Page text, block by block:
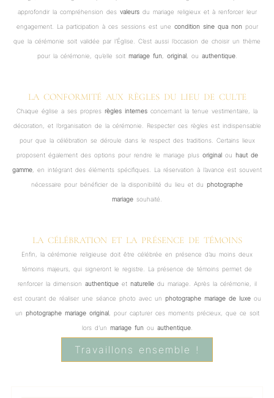
approfondir la compréhension des valeursdu mariage religieux et à renforcer leur
engagement. La participation à ces sessions est une condition sine qua nonpour
que la cérémonie soit validée par l’Église. C’est aussi l’occasion de choisir un thème
pour la cérémonie, qu’elle soit mariage fun, original, ou authentique.
LA CONFORMITÉ AUX RÈGLES DU LIEU DE CULTE
Chaque église a ses propres règles internes concernant la tenue vestimentaire, la
décoration, et l’organisation de la cérémonie. Respecter ces règles est indispensable
pour que la célébration se déroule dans le respect des traditions. Certains lieux
proposent également des options pour rendre le mariage plus originalou haut de
gamme , en intégrant des éléments spécifiques. La réservation à l’avance est souvent
nécessaire pour bénéficier de la disponibilité du lieu et du photographe
mariage souhaité.
LA CÉLÉBRATION ET LA PRÉSENCE DE TÉMOINS
Enfin, la cérémonie religieuse doit être célébrée en présence d’au moins deux
témoins majeurs, qui signeront le registre. La présence de témoins permet de
renforcer la dimension authentiqueet naturelledu mariage. Après la cérémonie, il
est courant de réaliser une séance photo avec un photographe mariage de luxeou
un photographe mariage original, pour capturer ces moments précieux, que ce soit
lors d’un mariage funou authentique.
Travaillons ensemble !